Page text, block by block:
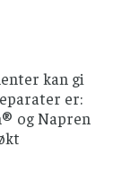
kan gi
er:
og Napren